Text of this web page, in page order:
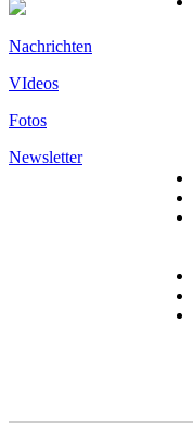
Nachrichten
VIdeos
Fotos
Newsletter